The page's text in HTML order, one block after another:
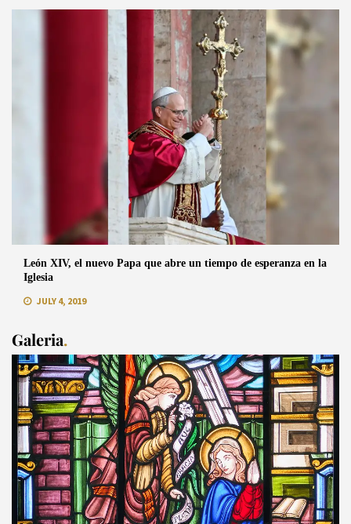
León XIV, el nuevo Papa que abre un tiempo de esperanza en la
Iglesia
JULY 4, 2019
Galeria.